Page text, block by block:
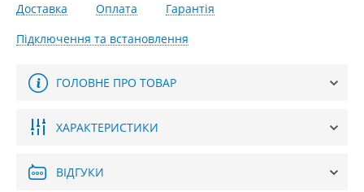
Доставка Оплата
Гарантія
Підключення та встановлення
ГОЛОВНЕ ПРО ТОВАР
ХАРАКТЕРИСТИКИ
ВІДГУКИ